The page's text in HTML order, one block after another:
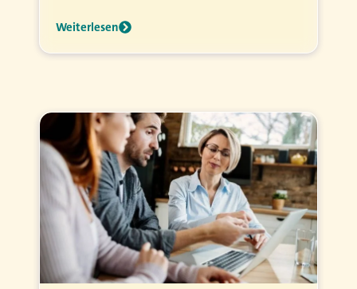
Weiterlesen